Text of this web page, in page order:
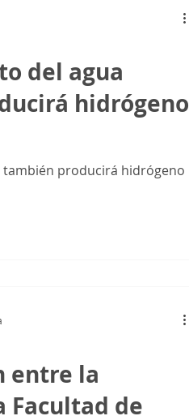
del agua
hidrógeno
producirá hidrógeno
entre la
Facultad de